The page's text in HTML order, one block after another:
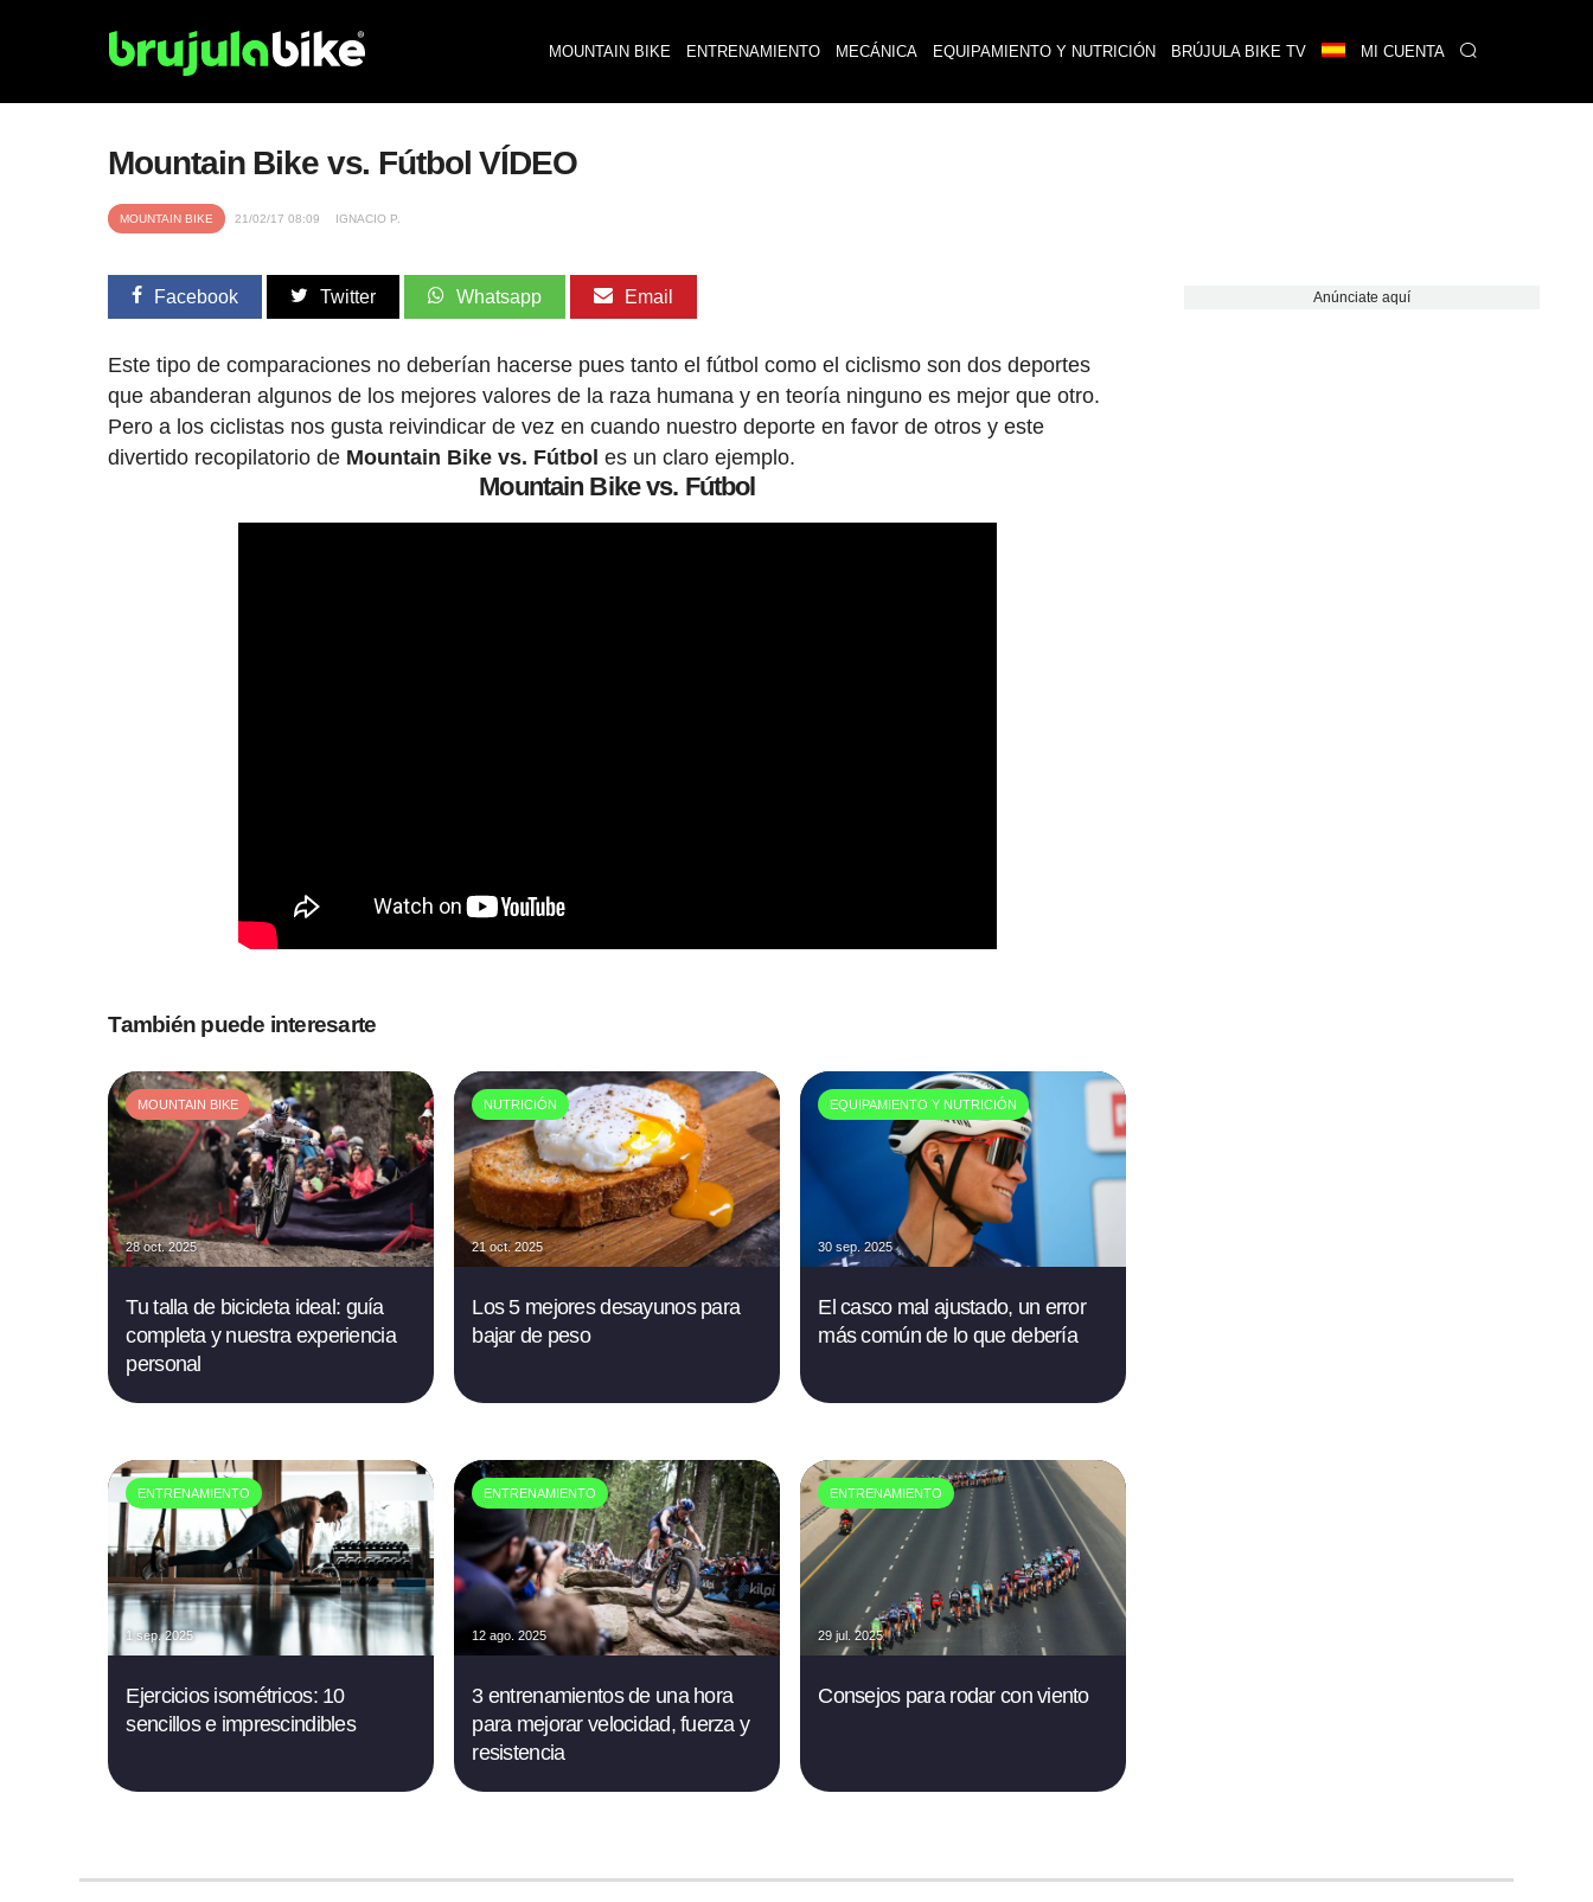
MOUNTAIN BIKE ENTRENAMIENTO MECÁNICA EQUIPAMIENTO Y NUTRICIÓN BRÚJULA BIKE TV MI CUENTA
Mountain Bike vs. Fútbol VÍDEO
MOUNTAIN BIKE 21/02/17 08:09 IGNACIO P.
Facebook Twitter Whatsapp Email
Este tipo de comparaciones no deberían hacerse pues tanto el fútbol como el ciclismo son dos deportes
que abanderan algunos de los mejores valores de la raza humana y en teoría ninguno es mejor que otro.
Pero a los ciclistas nos gusta reivindicar de vez en cuando nuestro deporte en favor de otros y este
divertido recopilatorio de Mountain Bike vs. Fútbol es un claro ejemplo.
Mountain Bike vs. Fútbol
También puede interesarte
MOUNTAIN BIKE
28 oct. 2025
Tu talla de bicicleta ideal: guía
completa y nuestra experiencia
personal
NUTRICIÓN
21 oct. 2025
Los 5 mejores desayunos para
bajar de peso
EQUIPAMIENTO Y NUTRICIÓN
30 sep. 2025
El casco mal ajustado, un error
más común de lo que debería
ENTRENAMIENTO
1 sep. 2025
Ejercicios isométricos: 10
sencillos e imprescindibles
ENTRENAMIENTO
12 ago. 2025
3 entrenamientos de una hora
para mejorar velocidad, fuerza y
resistencia
ENTRENAMIENTO
29 jul. 2025
Consejos para rodar con viento
Anúnciate aquí